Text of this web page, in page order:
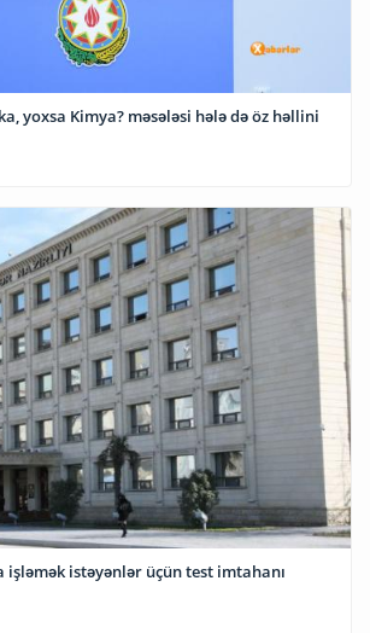
yoxsa Kimya? məsələsi hələ də öz həllini
işləmək istəyənlər üçün tеst imtаhаnı